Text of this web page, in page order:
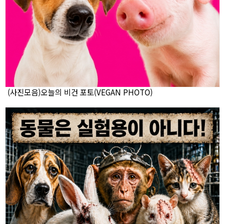
(사진모음)오늘의 비건 포토(VEGAN PHOTO)